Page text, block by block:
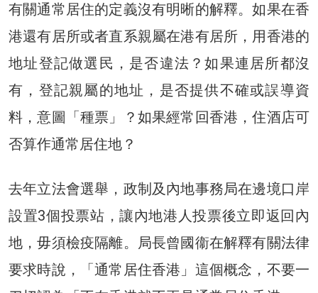
有關通常居住的定義沒有明晰的解釋。如果在香
港還有居所或者直系親屬在港有居所，用香港的
地址登記做選民，是否違法？如果連居所都沒
有，登記親屬的地址，是否提供不確或誤導資
料，意圖「種票」？如果經常回香港，住酒店可
否算作通常居住地？
去年立法會選舉，政制及內地事務局在邊境口岸
設置3個投票站，讓內地港人投票後立即返回內
地，毋須檢疫隔離。局長曾國衞在解釋有關法律
要求時說，「通常居住香港」這個概念，不要一